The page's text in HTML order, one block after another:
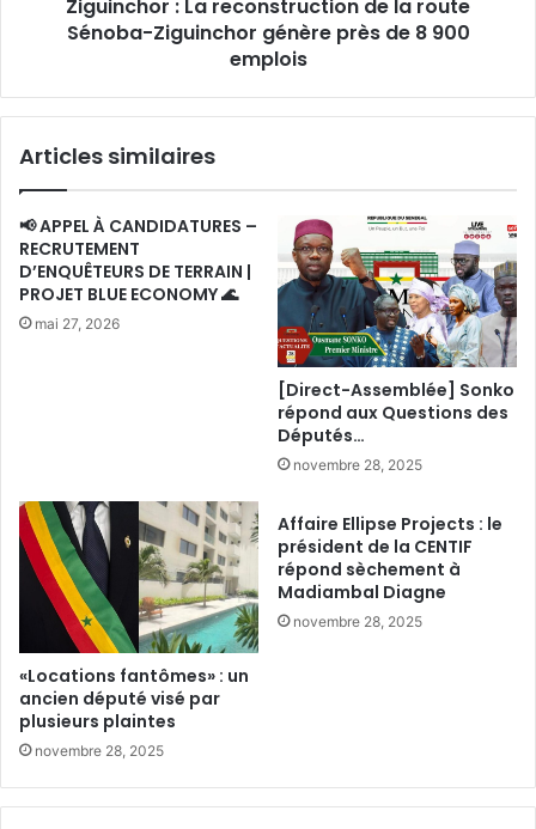
900
Ziguinchor : La reconstruction de la route
Sénoba-Ziguinchor génère près de 8 900
emplois
Articles similaires
📢 APPEL À CANDIDATURES –
RECRUTEMENT
D’ENQUÊTEURS DE TERRAIN |
PROJET BLUE ECONOMY 🌊
mai 27, 2026
[Direct-Assemblée] Sonko
répond aux Questions des
Députés…
novembre 28, 2025
«Locations fantômes» : un
ancien député visé par
plusieurs plaintes
novembre 28, 2025
Affaire Ellipse Projects : le
président de la CENTIF
répond sèchement à
Madiambal Diagne
novembre 28, 2025